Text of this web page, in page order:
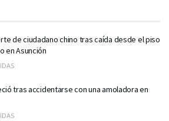
de ciudadano chino tras caída desde el piso
en Asunción
tras accidentarse con una amoladora en